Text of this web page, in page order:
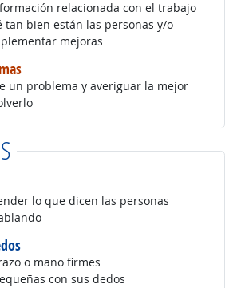
relacionada con el trabajo
tan bien están las personas y/o
mejoras
un problema y averiguar la mejor
lo que dicen las personas
o mano firmes
con sus dedos